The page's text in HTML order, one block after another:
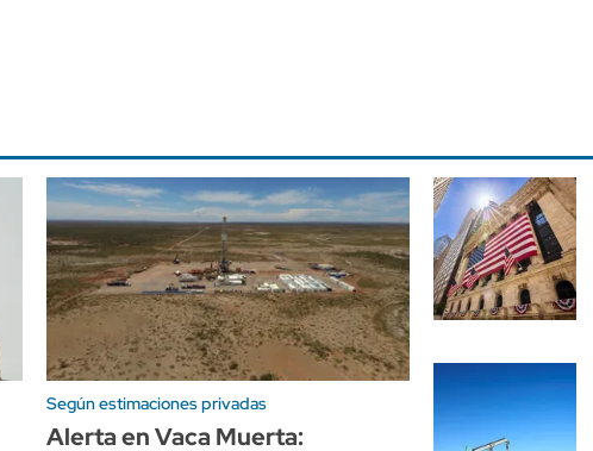
Según estimaciones privadas
Alerta en Vaca Muerta: